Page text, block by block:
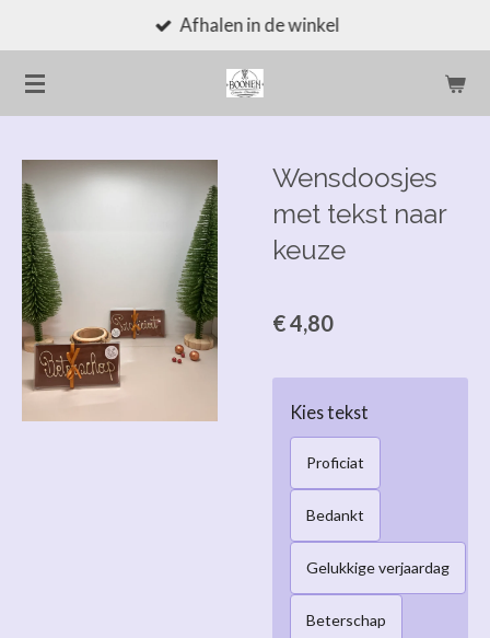
direct
naar
de
Afhalen in de winkel
Wensdoosjes
met tekst naar
keuze
€ 4,80
Kies tekst
Proficiat
Bedankt
Gelukkige verjaardag
Beterschap